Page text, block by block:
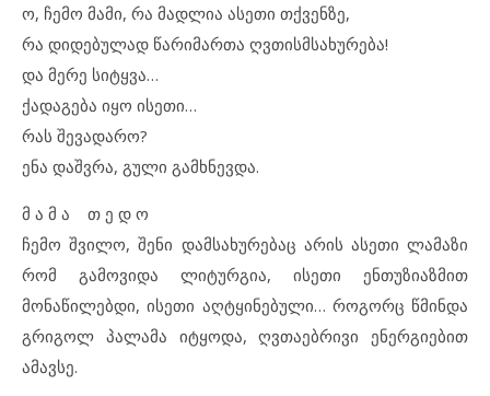
ო, ჩემო მამი, რა მადლია ასეთი თქვენზე,
რა დიდებულად წარიმართა ღვთისმსახურება!
და მერე სიტყვა…
ქადაგება იყო ისეთი…
რას შევადარო?
ენა დაშვრა, გული გამხნევდა.
მ ა მ ა თ ე დ ო
ჩემო შვილო, შენი დამსახურებაც არის ასეთი ლამაზი
რომ გამოვიდა ლიტურგია, ისეთი ენთუზიაზმით
მონაწილებდი, ისეთი აღტყინებული… როგორც წმინდა
გრიგოლ პალამა იტყოდა, ღვთაებრივი ენერგიებით
ამავსე.